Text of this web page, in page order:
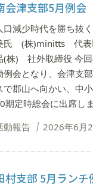
会津支部5月例会
口減少時代を勝ち抜
氏 (株)minitts 代表
(株) 社外取締役 今
例会となり、会津支
で郡山へ向かい、中
期定時総会に出席し
動報告
2026年6月
村支部 5月ランチ